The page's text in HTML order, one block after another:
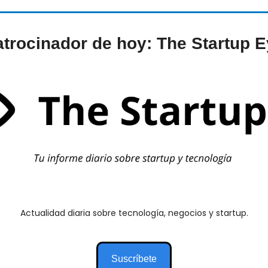
de hoy: The Startup
Actualidad diaria sobre tecnología, negocios y startup.
Suscríbete